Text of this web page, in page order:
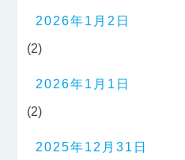
2026年1月2日
(2)
2026年1月1日
(2)
2025年12月31日